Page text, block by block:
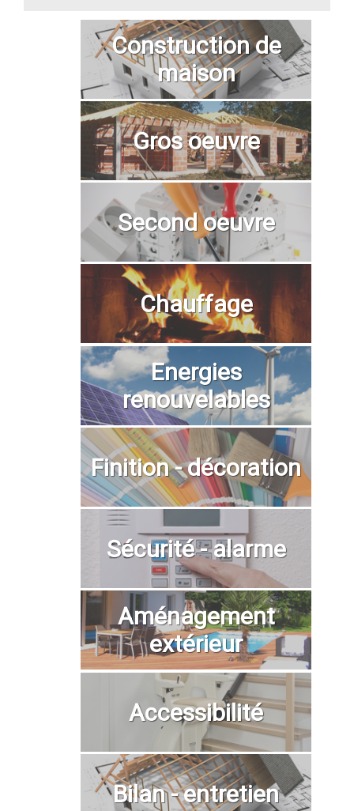
Construction de
maison
Gros oeuvre
Second oeuvre
Chauffage
Energies
renouvelables
Finition - décoration
Sécurité - alarme
Aménagement
extérieur
Accessibilité
Bilan - entretien